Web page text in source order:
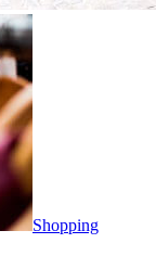
Shopping